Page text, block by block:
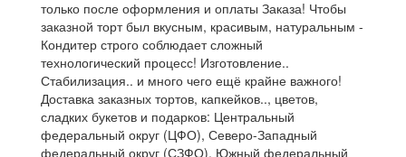
только после оформления и оплаты Заказа! Чтобы
заказной торт был вкусным, красивым, натуральным -
Кондитер строго соблюдает сложный
технологический процесс! Изготовление..
Стабилизация.. и много чего ещё крайне важного!
Доставка заказных тортов, капкейков.., цветов,
сладких букетов и подарков: Центральный
федеральный округ (ЦФО), Северо-Западный
федеральный округ (СЗФО), Южный федеральный